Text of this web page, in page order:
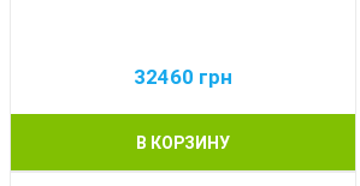
32460 грн
В КОРЗИНУ